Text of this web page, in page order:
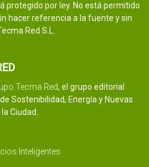
protegido por ley. No está permitido
hacer referencia a la fuente y sin
Red S.L.
Tecma Red, el grupo editorial
Sostenibilidad, Energía y Nuevas
Ciudad.
Inteligentes